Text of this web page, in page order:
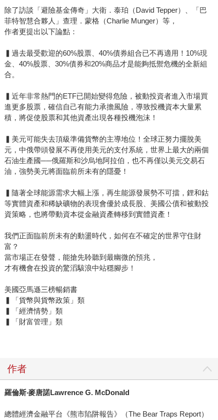
除了訪談「避險基金傳奇」大衛．泰珀（David Tepper）、「巴
菲特智慧合夥人」查理．蒙格（Charlie Munger）等，
作者更提出以下論點：
▍過去最受歡迎的60%股票、40%債券組合已不再適用！10%現
金、40%股票、30%債券和20%商品才是能夠抵禦危機的全新組
合。
▍近年非常熱門的ETF已開始變得危險，被動投資者進入市場買
進更多股票，確信自己有能力承擔風險，導致投機資本大量累
積，將促使股票和其他資產出現各種投機泡沫！
▍美元可能失去頂級準備貨幣的主導地位！全球正努力擺脫美
元，中俄帶頭發展不再使用美元的支付系統，世界上最大的兩個
石油生產國──俄羅斯和沙烏地阿拉伯，也不再僅以美元交易石
油，強勢美元將面臨前所未有的隱憂！
▍隨著全球能源需求大幅上漲，再生能源發展勢不可擋，鋰和鈷
等實體資產和稀缺礦物的表現會優於成長股、美國公債和被動投
資策略，也將帶動資本從金融資產轉移到實體資產！
我們正面臨前所未有的動盪時代，如何在不確定的世界守住財
富？
當市場正在發聲，能搶先聆聽到最幽微的預兆，
才有機會在投資的驚滔駭浪中站穩腳步！
美國亞馬遜三榜暢銷書
▍「貨幣與貨幣政策」類
▍「經濟情勢」類
▍「財富管理」類
作者
羅倫斯‧麥唐諾Lawrence G. McDonald
總體經濟金融平台《熊市陷阱報告》（The Bear Traps Report）